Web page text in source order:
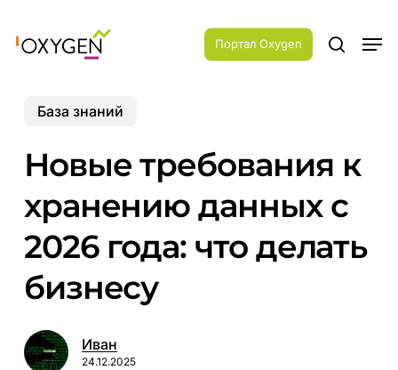
main
Портал Oxygen search
База знаний
Новые требования к
хранению данных с
2026 года: что делать
бизнесу
Иван
24.12.2025